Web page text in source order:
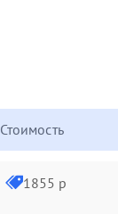
Стоимость
1855 р